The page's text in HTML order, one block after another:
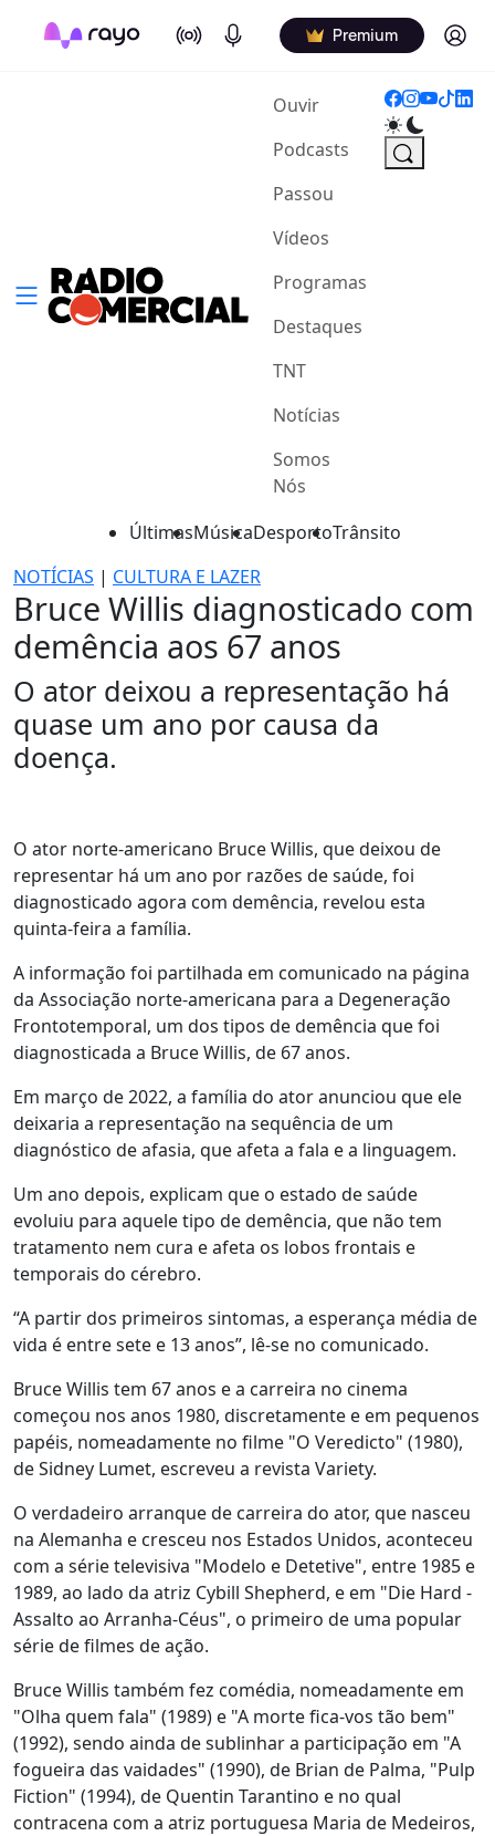
On Air Podcasts Premium Log in
Ouvir(current)
Podcasts
Passou
Vídeos
Programas
Destaques
TNT
Notícias
Somos
Nós
ÚltimasMúsicaDesportoTrânsito
NOTÍCIAS | CULTURA E LAZER
Bruce Willis diagnosticado com
demência aos 67 anos
O ator deixou a representação há
quase um ano por causa da
doença.
O ator norte-americano Bruce Willis, que deixou de
representar há um ano por razões de saúde, foi
diagnosticado agora com demência, revelou esta
quinta-feira a família.
A informação foi partilhada em comunicado na página
da Associação norte-americana para a Degeneração
Frontotemporal, um dos tipos de demência que foi
diagnosticada a Bruce Willis, de 67 anos.
Em março de 2022, a família do ator anunciou que ele
deixaria a representação na sequência de um
diagnóstico de afasia, que afeta a fala e a linguagem.
Um ano depois, explicam que o estado de saúde
evoluiu para aquele tipo de demência, que não tem
tratamento nem cura e afeta os lobos frontais e
temporais do cérebro.
“A partir dos primeiros sintomas, a esperança média de
vida é entre sete e 13 anos”, lê-se no comunicado.
Bruce Willis tem 67 anos e a carreira no cinema
começou nos anos 1980, discretamente e em pequenos
papéis, nomeadamente no filme "O Veredicto" (1980),
de Sidney Lumet, escreveu a revista Variety.
O verdadeiro arranque de carreira do ator, que nasceu
na Alemanha e cresceu nos Estados Unidos, aconteceu
com a série televisiva "Modelo e Detetive", entre 1985 e
1989, ao lado da atriz Cybill Shepherd, e em "Die Hard -
Assalto ao Arranha-Céus", o primeiro de uma popular
série de filmes de ação.
Bruce Willis também fez comédia, nomeadamente em
"Olha quem fala" (1989) e "A morte fica-vos tão bem"
(1992), sendo ainda de sublinhar a participação em "A
fogueira das vaidades" (1990), de Brian de Palma, "Pulp
Fiction" (1994), de Quentin Tarantino e no qual
contracena com a atriz portuguesa Maria de Medeiros,